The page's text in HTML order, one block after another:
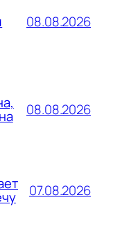
08.08.2026
08.08.2026
07.08.2026